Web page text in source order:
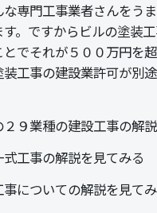
専門工事業者さんをう
。ですからビルの塗装
でそれが５００万円を
工事の建設業許可が別
２９業種の建設工事の解
式工事の解説を見てみる
事についての解説を見て